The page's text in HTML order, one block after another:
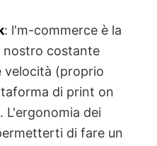
: l'm-commerce è la
costante
velocità (proprio
di print on
L'ergonomia dei
di fare un